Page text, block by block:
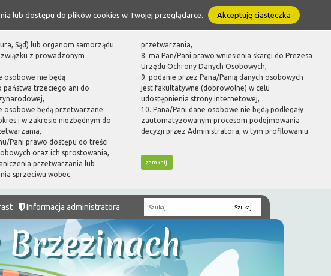
lub dostępu do plików cookies w Twojej przeglądarce. Akceptuję ciasteczka
Sąd) lub organom samorządu
z prowadzonym
osobowe nie będą
państwa trzeciego ani do
osobowe będą przetwarzane
i w zakresie niezbędnym do
Pani prawo dostępu do treści
oraz ich sprostowania,
przetwarzania lub
sprzeciwu wobec
przetwarzania,
8. ma Pan/Pani prawo wniesienia skargi do Prezesa
Urzędu Ochrony Danych Osobowych,
9. podanie przez Pana/Panią danych osobowych
jest fakultatywne (dobrowolne) w celu
udostępnienia strony internetowej,
10. Pana/Pani dane osobowe nie będą podlegały
zautomatyzowanym procesom podejmowania
decyzji przez Administratora, w tym profilowaniu.
zamknij
Informacja administratora
Fraza